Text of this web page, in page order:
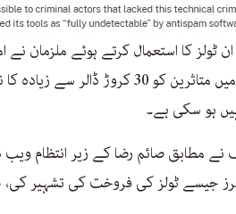
ٹولز کا استعمال کرتے ہوئے ملزمان
بنایا، جس کے نتیجے میں متاثرین کو
ہو سکی ہے۔
نے مطابق صائم رضا کے زیر انتظام
جیسے ٹولز کی فروخت کی تشہیر کی،